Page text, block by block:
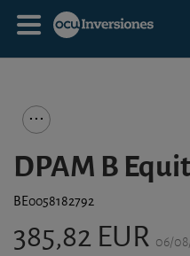
DPAM B
BE0058182792
385,82 EUR 06/